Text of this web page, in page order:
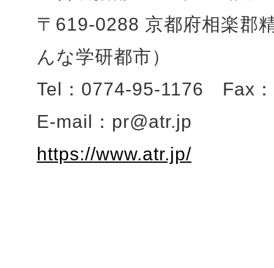
〒619-0288 京都府相楽郡
んな学研都市）
Tel：0774-95-1176 Fax
E-mail：pr@atr.jp
https://www.atr.jp/